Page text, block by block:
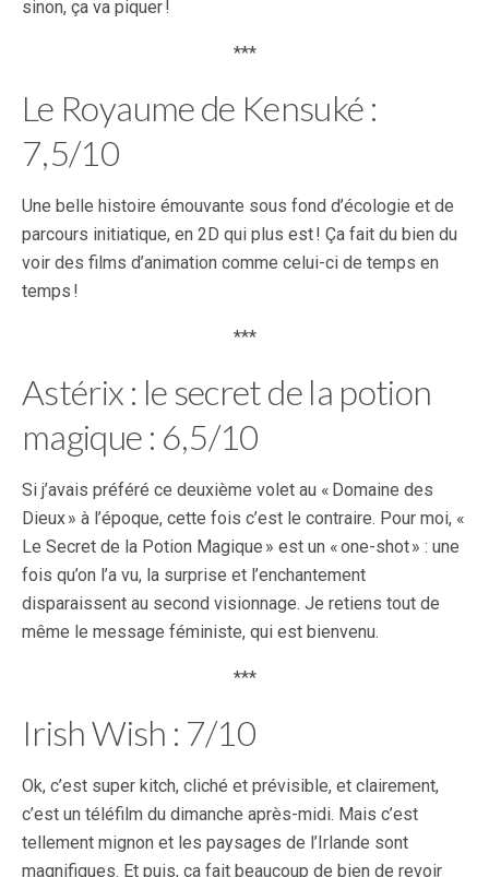
sinon, ça va piquer !
***
Le Royaume de Kensuké :
7,5/10
Une belle histoire émouvante sous fond d’écologie et de
parcours initiatique, en 2D qui plus est ! Ça fait du bien du
voir des films d’animation comme celui-ci de temps en
temps !
***
Astérix : le secret de la potion
magique : 6,5/10
Si j’avais préféré ce deuxième volet au « Domaine des
Dieux » à l’époque, cette fois c’est le contraire. Pour moi, «
Le Secret de la Potion Magique » est un « one-shot » : une
fois qu’on l’a vu, la surprise et l’enchantement
disparaissent au second visionnage. Je retiens tout de
même le message féministe, qui est bienvenu.
***
Irish Wish : 7/10
Ok, c’est super kitch, cliché et prévisible, et clairement,
c’est un téléfilm du dimanche après-midi. Mais c’est
tellement mignon et les paysages de l’Irlande sont
magnifiques. Et puis, ça fait beaucoup de bien de revoir